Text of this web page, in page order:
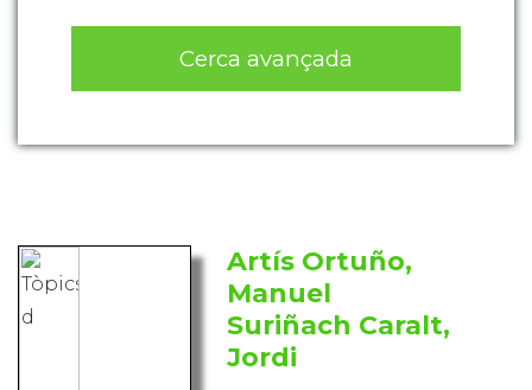
Cerca avançada
Artís Ortuño,
Manuel
Suriñach Caralt,
Jordi